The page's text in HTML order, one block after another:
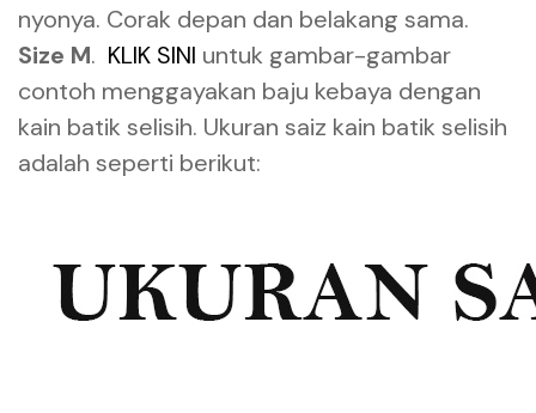
nyonya. Corak depan dan belakang sama.
Size M. KLIK SINI untuk gambar-gambar
contoh menggayakan baju kebaya dengan
kain batik selisih. Ukuran saiz kain batik selisih
adalah seperti berikut: